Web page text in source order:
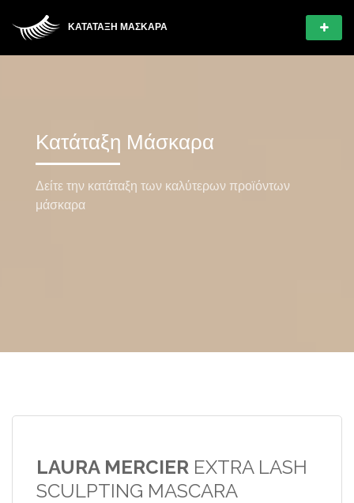
ΚΑΤΆΤΑΞΗ ΜΆΣΚΑΡΑ
Κατάταξη Μάσκαρα
Δείτε την κατάταξη των καλύτερων προϊόντων
μάσκαρα
LAURA MERCIER EXTRA LASH
SCULPTING MASCARA